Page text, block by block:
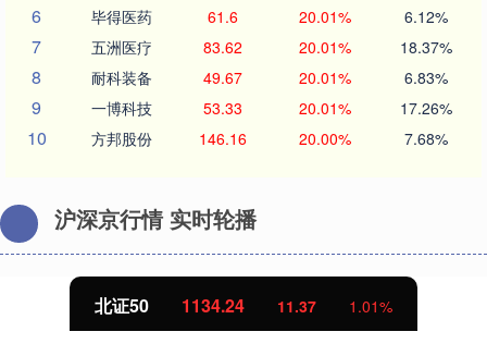
6 毕得医药 61.6 20.01% 6.12%
7 五洲医疗 83.62 20.01% 18.37%
8 耐科装备 49.67 20.01% 6.83%
9 一博科技 53.33 20.01% 17.26%
10 方邦股份 146.16 20.00% 7.68%
沪深京行情 实时轮播
北证50 1134.24 11.37 1.01%